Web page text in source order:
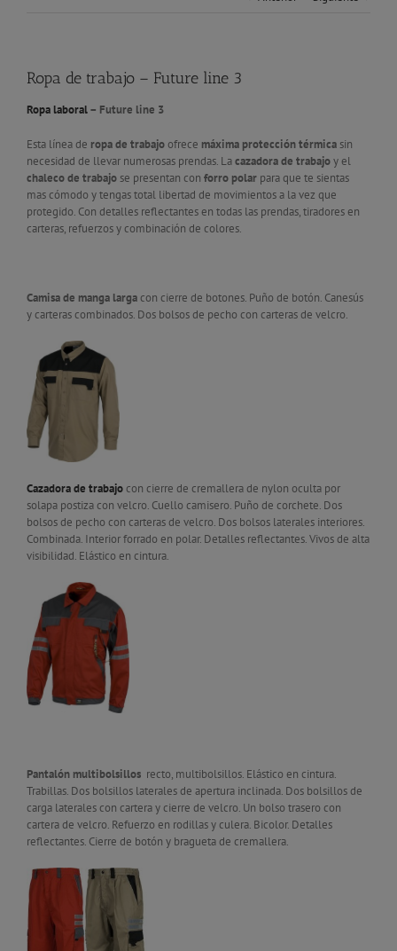
Ropa de trabajo – Future line 3
Ropa laboral– Future line 3
Esta línea de ropa de trabajo ofrece máxima protección térmicasin
necesidad de llevar numerosas prendas. Lacazadora de trabajoy el
chaleco de trabajose presentan con forro polar para que te sientas
mas cómodo y tengas total libertad de movimientos a la vez que
protegido. Con detalles reflectantes en todas las prendas, tiradores en
carteras, refuerzos y combinación de colores.
Camisa de manga larga con cierre de botones. Puño de botón. Canesús
y carteras combinados. Dos bolsos de pecho con carteras de velcro.
Cazadora de trabajo con cierre de cremallera de nylon oculta por
solapa postiza con velcro. Cuello camisero. Puño de corchete. Dos
bolsos de pecho con carteras de velcro. Dos bolsos laterales interiores.
Combinada. Interior forrado en polar. Detalles reflectantes. Vivos de alta
visibilidad. Elástico en cintura.
Pantalón multibolsillos recto, multibolsillos. Elástico en cintura.
Trabillas. Dos bolsillos laterales de apertura inclinada. Dos bolsillos de
carga laterales con cartera y cierre de velcro. Un bolso trasero con
cartera de velcro. Refuerzo en rodillas y culera. Bicolor. Detalles
reflectantes. Cierre de botón y bragueta de cremallera.